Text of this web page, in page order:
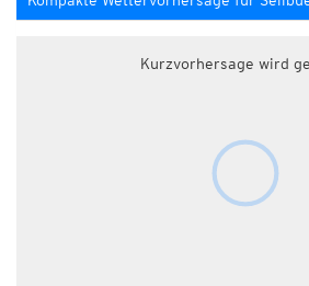
Kurzvorhersage wird